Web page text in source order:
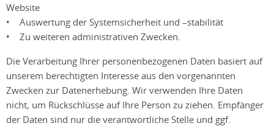
Website
• Auswertung der Systemsicherheit und –stabilität
• Zu weiteren administrativen Zwecken.
Die Verarbeitung Ihrer personenbezogenen Daten basiert auf
unserem berechtigten Interesse aus den vorgenannten
Zwecken zur Datenerhebung. Wir verwenden Ihre Daten
nicht, um Rückschlüsse auf Ihre Person zu ziehen. Empfänger
der Daten sind nur die verantwortliche Stelle und ggf.